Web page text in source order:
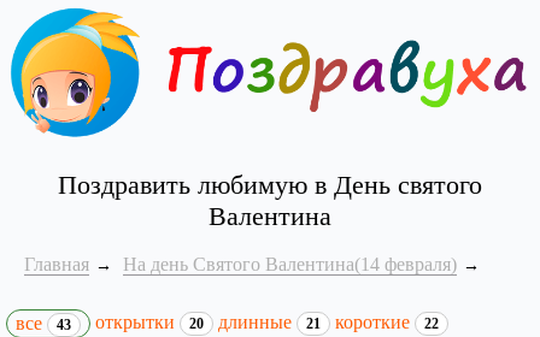
Поздравить любимую в День святого
Валентина
Главная На день Святого Валентина(14 февраля)
все 43 открытки 20 длинные 21 короткие 22